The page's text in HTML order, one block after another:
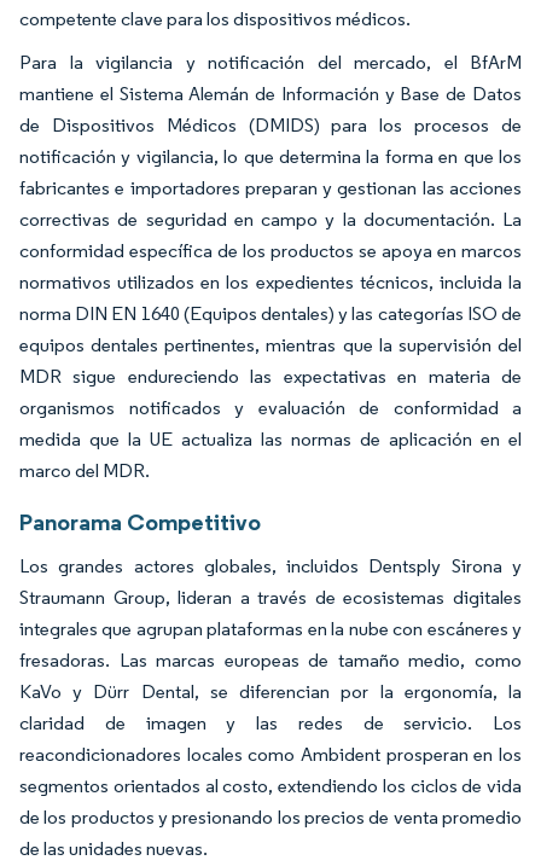
competente clave para los dispositivos médicos.
Para la vigilancia y notificación del mercado, el BfArM
mantiene el Sistema Alemán de Información y Base de Datos
de Dispositivos Médicos (DMIDS) para los procesos de
notificación y vigilancia, lo que determina la forma en que los
fabricantes e importadores preparan y gestionan las acciones
correctivas de seguridad en campo y la documentación. La
conformidad específica de los productos se apoya en marcos
normativos utilizados en los expedientes técnicos, incluida la
norma DIN EN 1640 (Equipos dentales) y las categorías ISO de
equipos dentales pertinentes, mientras que la supervisión del
MDR sigue endureciendo las expectativas en materia de
organismos notificados y evaluación de conformidad a
medida que la UE actualiza las normas de aplicación en el
marco del MDR.
Panorama Competitivo
Los grandes actores globales, incluidos Dentsply Sirona y
Straumann Group, lideran a través de ecosistemas digitales
integrales que agrupan plataformas en la nube con escáneres y
fresadoras. Las marcas europeas de tamaño medio, como
KaVo y Dürr Dental, se diferencian por la ergonomía, la
claridad de imagen y las redes de servicio. Los
reacondicionadores locales como Ambident prosperan en los
segmentos orientados al costo, extendiendo los ciclos de vida
de los productos y presionando los precios de venta promedio
de las unidades nuevas.